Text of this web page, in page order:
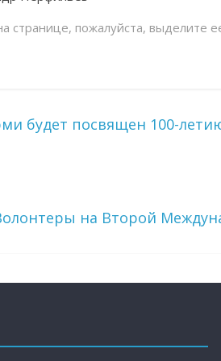
странице, пожалуйста, выделите
будет посвящен 100-
на Второй